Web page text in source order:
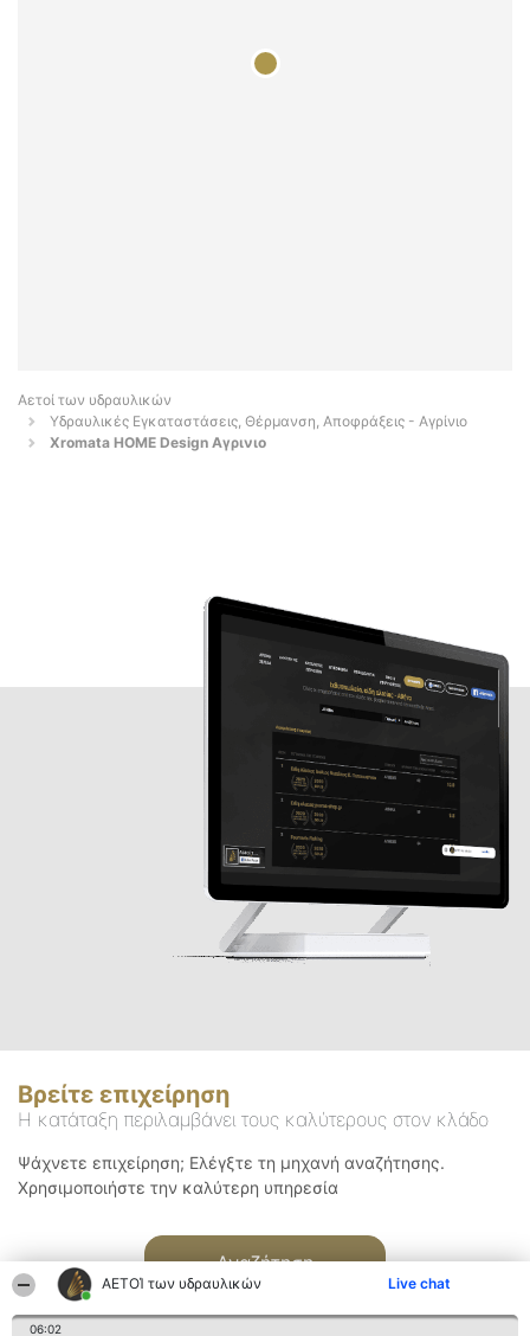
ΑΕΤΟΊ των υδραυλικών Live chat
06:02
Αετοί των υδραυλικών
Υδραυλικές Εγκαταστάσεις, Θέρμανση, Αποφράξεις - Αγρίνιο
Xromata HOME Design Αγρινιο
Βρείτε επιχείρηση
Η κατάταξη περιλαμβάνει τους καλύτερους στον κλάδο
Ψάχνετε επιχείρηση; Ελέγξτε τη μηχανή αναζήτησης.
Χρησιμοποιήστε την καλύτερη υπηρεσία
Αναζήτηση